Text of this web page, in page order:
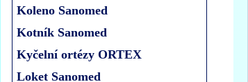
Koleno Sanomed
Kotník Sanomed
Kyčelní ortézy ORTEX
Loket Sanomed